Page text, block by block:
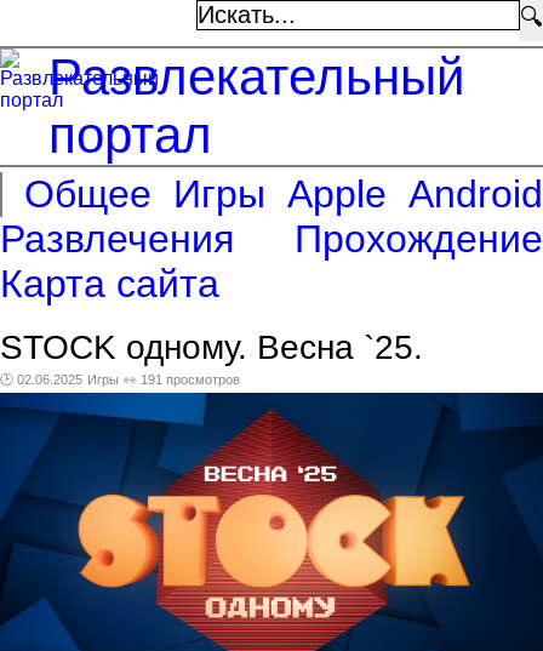
🔍
Развлекательный
портал
Общее Игры Apple Android
Развлечения
Прохождение
Карта сайта
STOCK одному. Весна `25.
🕑 02.06.2025 Игры 👀 191 просмотров